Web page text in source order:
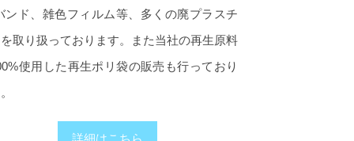
ンド、雑色フィルム等、多くの廃プラスチ
取り扱っております。また当社の再生原料
使用した再生ポリ袋の販売も行っており
詳細はこちら